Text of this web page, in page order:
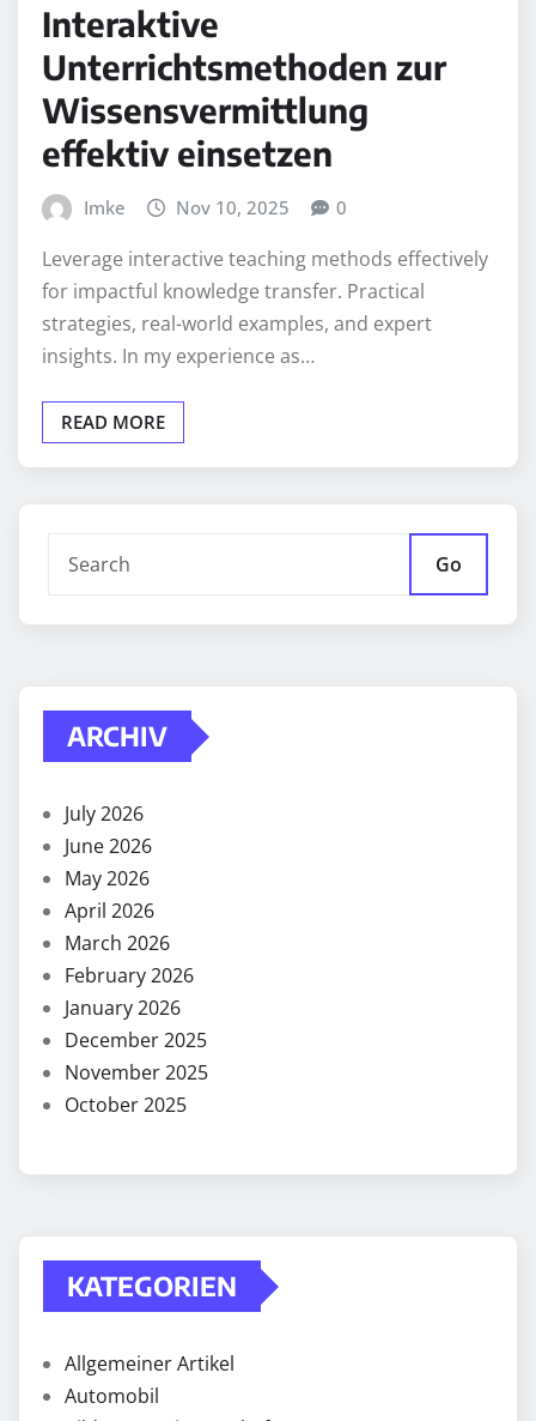
Interaktive
Unterrichtsmethoden zur
Wissensvermittlung
effektiv einsetzen
Imke Nov 10, 2025 0
Leverage interactive teaching methods effectively
for impactful knowledge transfer. Practical
strategies, real-world examples, and expert
insights. In my experience as…
READ MORE
Go
ARCHIV
July 2026
June 2026
May 2026
April 2026
March 2026
February 2026
January 2026
December 2025
November 2025
October 2025
KATEGORIEN
Allgemeiner Artikel
Automobil